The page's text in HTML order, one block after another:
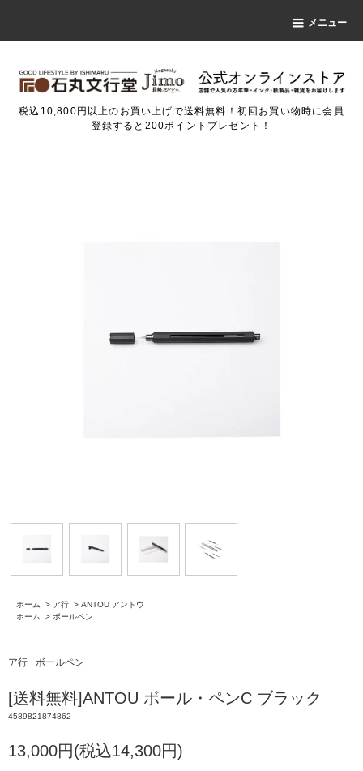
メニュー
税込10,800円以上のお買い上げで送料無料！初回お買い物時に会員
登録すると200ポイントプレゼント！
ホーム > ア行 > ANTOU アントウ
ホーム
> ボールペン
ア行 ボールペン
[送料無料]ANTOU ボール・ペンC ブラック
4589821874862
13,000円(税込14,300円)